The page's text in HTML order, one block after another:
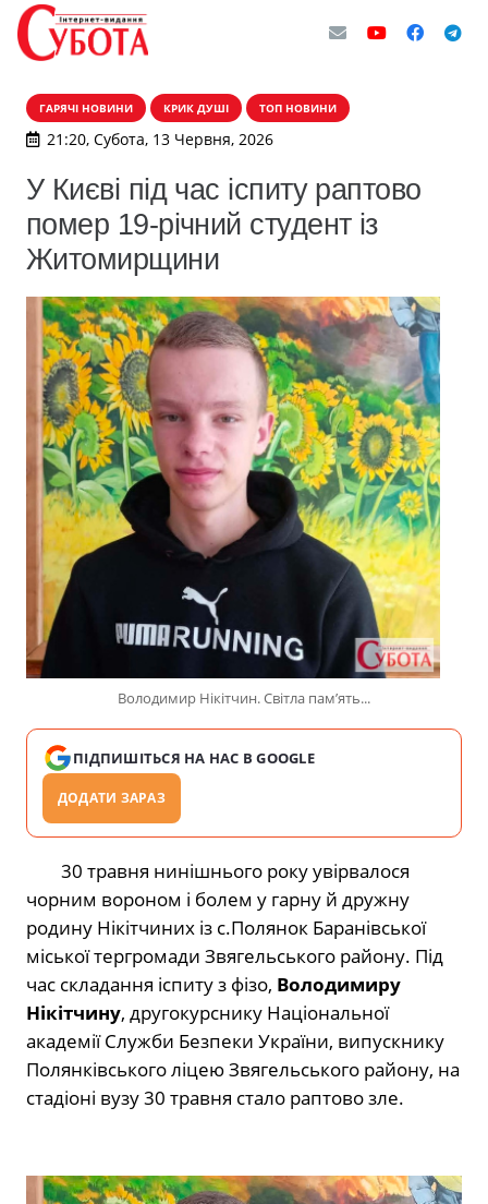
ГАРЯЧІ НОВИНИ КРИК ДУШІ ТОП НОВИНИ
21:20, Субота, 13 Червня, 2026
У Києві під час іспиту раптово
помер 19-річний студент із
Житомирщини
Володимир Нікітчин. Світла памʼять...
ПІДПИШІТЬСЯ НА НАС В GOOGLE
ДОДАТИ ЗАРАЗ
30 травня нинішнього року увірвалося
чорним вороном і болем у гарну й дружну
родину Нікітчиних із с.Полянок Баранівської
міської тергромади Звягельського району. Під
час складання іспиту з фізо, Володимиру
Нікітчину, другокурснику Національної
академії Служби Безпеки України, випускнику
Полянківського ліцею Звягельського району, на
стадіоні вузу 30 травня стало раптово зле.